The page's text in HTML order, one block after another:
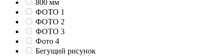
800 мм
ФОТО 1
ФОТО 2
ФОТО 3
Фото 4
Бегущий рисунок